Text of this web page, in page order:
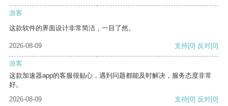
游客
这款软件的界面设计非常简洁，一目了然。
2026-08-09 支持[0] 反对[0]
游客
这款加速器app的客服很贴心，遇到问题都能及时解决，服务态度非常
好。
2026-08-09
支持[0] 反对[0]